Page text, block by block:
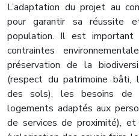
L’adaptation du projet au
pour garantir sa réussite
population. Il est
contraintes
préservation de la
(respect du patrimoine bâti,
des sols), les besoins de
logements adaptés aux
de services de proximité),